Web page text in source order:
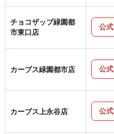
チョコザップ緑園都
市東口店
公式
カーブス緑園都市店 公式
カーブス上永谷店 公式